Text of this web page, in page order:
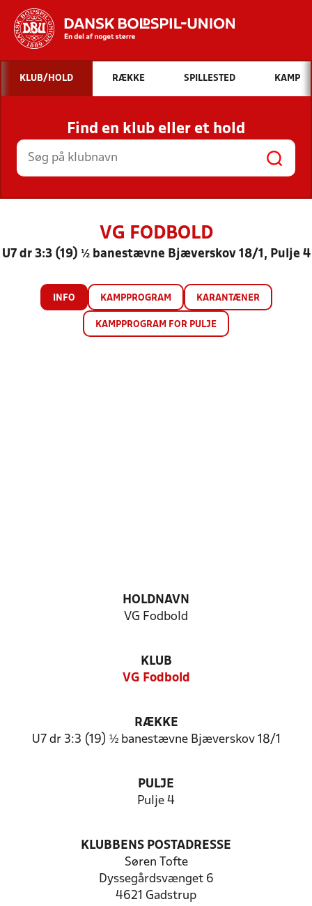
Hvad vil du søge efter?
INDHOLD OG NYHEDER
STILLINGER, RESULTATER, KLUBBER OG
HOLD
KLUB/HOLD RÆKKE SPILLESTED KAMP
Find en klub eller et hold
VG FODBOLD
U7 dr 3:3 (19) ½ banestævne Bjæverskov 18/1, Pulje 4
INFO KAMPPROGRAM KARANTÆNER
KAMPPROGRAM FOR PULJE
HOLDNAVN
VG Fodbold
KLUB
VG Fodbold
RÆKKE
U7 dr 3:3 (19) ½ banestævne Bjæverskov 18/1
PULJE
Pulje 4
KLUBBENS POSTADRESSE
Søren Tofte
Dyssegårdsvænget 6
4621 Gadstrup